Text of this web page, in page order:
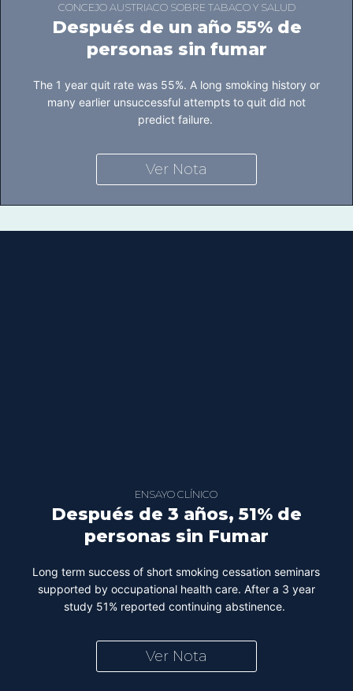
CONCEJO AUSTRIACO SOBRE TABACO Y SALUD
Después de un año 55% de
personas sin fumar
The 1 year quit rate was 55%. A long smoking history or
many earlier unsuccessful attempts to quit did not
predict failure.
Ver Nota
ENSAYO CLÍNICO
Después de 3 años, 51% de
personas sin Fumar
Long term success of short smoking cessation seminars
supported by occupational health care. After a 3 year
study 51% reported continuing abstinence.
Ver Nota